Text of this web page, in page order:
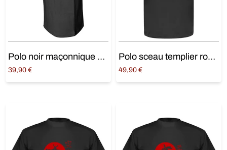
Polo noir maçonnique « branche d’acacia »
39,90 €
Choix des options
Polo sceau templier rouge (manches courtes)
49,90 €
Choix des options